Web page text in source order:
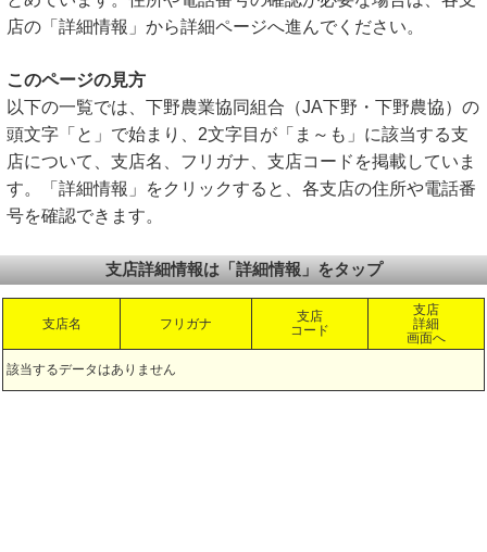
店の「詳細情報」から詳細ページへ進んでください。
このページの見方
以下の一覧では、下野農業協同組合（JA下野・下野農協）の
頭文字「と」で始まり、2文字目が「ま～も」に該当する支
店について、支店名、フリガナ、支店コードを掲載していま
す。「詳細情報」をクリックすると、各支店の住所や電話番
号を確認できます。
支店詳細情報は「詳細情報」をタップ
支店名 フリガナ
支店
コード
支店
詳細
画面へ
該当するデータはありません